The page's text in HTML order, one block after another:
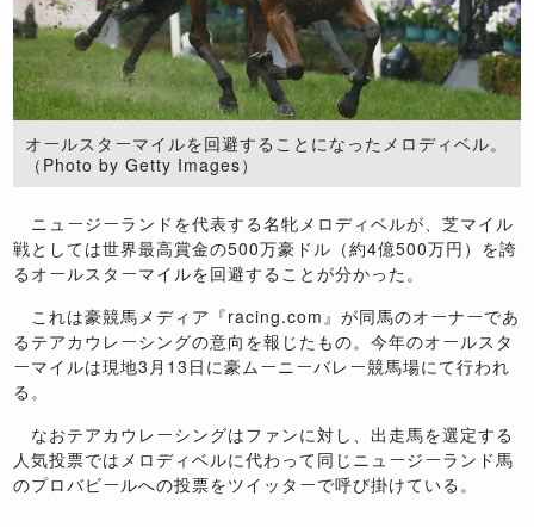
オールスターマイルを回避することになったメロディベル。
（Photo by Getty Images）
ニュージーランドを代表する名牝メロディベルが、芝マイル
戦としては世界最高賞金の500万豪ドル（約4億500万円）を誇
るオールスターマイルを回避することが分かった。
これは豪競馬メディア『racing.com』が同馬のオーナーであ
るテアカウレーシングの意向を報じたもの。今年のオールスタ
ーマイルは現地3 月 13 日に豪ムーニーバレー競馬場にて行われ
る。
なおテアカウレーシングはファンに対し、出走馬を選定する
人気投票ではメロディベルに代わって同じニュージーランド馬
のプロバビールへの投票をツイッターで呼び掛けている。